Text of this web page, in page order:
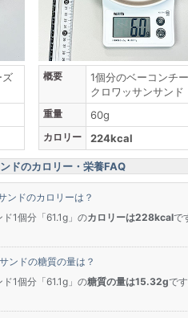
ズ
概要
1個分のベーコンチ
クロワッサンサンド
重量 60g
カロリー 224kcal
ドのカロリー・栄養FAQ
ンドのカロリーは？
1個分「61.1g」のカロリーは228kcalで
ンドの糖質の量は？
1個分「61.1g」の糖質の量は15.32gで